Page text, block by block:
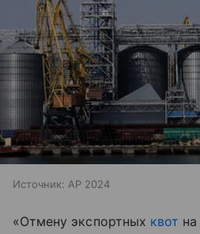
Источник: AP 2024
«Отмену экспортных квот